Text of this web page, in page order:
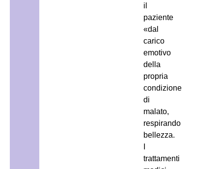
il
paziente
«dal
carico
emotivo
della
propria
condizione
di
malato,
respirando
bellezza.
trattamenti